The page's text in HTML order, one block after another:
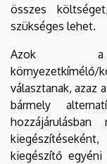
összes
szükséges lehet.
Azok a
választanak, azaz
bármely
kiegészítő